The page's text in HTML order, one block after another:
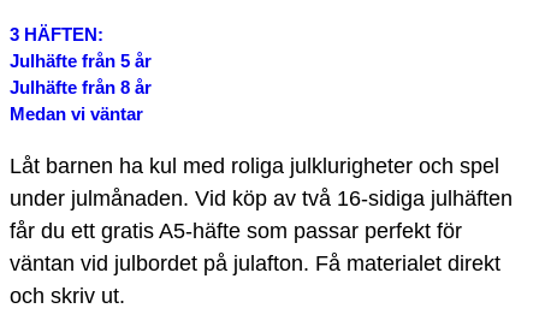
3 HÄFTEN:
Julhäfte från 5 år
Julhäfte från 8 år
Medan vi väntar
Låt barnen ha kul med roliga julklurigheter och spel
under julmånaden. Vid köp av två 16-sidiga julhäften
får du ett gratis A5-häfte som passar perfekt för
väntan vid julbordet på julafton. Få materialet direkt
och skriv ut.